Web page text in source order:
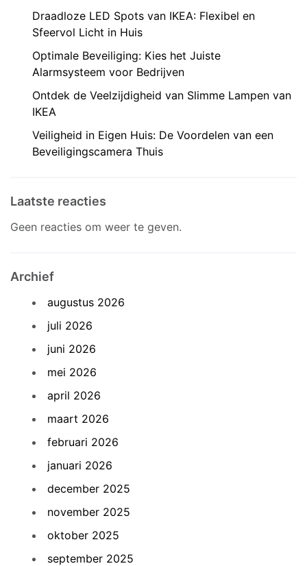
Draadloze LED Spots van IKEA: Flexibel en
Sfeervol Licht in Huis
Optimale Beveiliging: Kies het Juiste
Alarmsysteem voor Bedrijven
Ontdek de Veelzijdigheid van Slimme Lampen van
IKEA
Veiligheid in Eigen Huis: De Voordelen van een
Beveiligingscamera Thuis
Laatste reacties
Geen reacties om weer te geven.
Archief
augustus 2026
juli 2026
juni 2026
mei 2026
april 2026
maart 2026
februari 2026
januari 2026
december 2025
november 2025
oktober 2025
september 2025